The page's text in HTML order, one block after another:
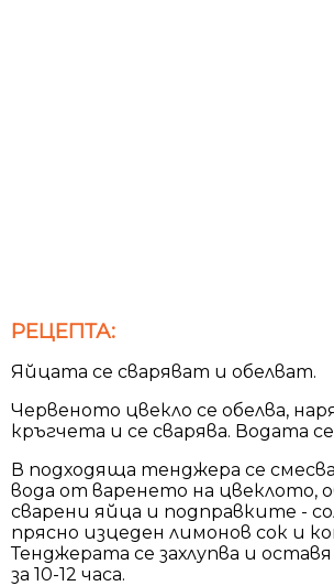
РЕЦЕПТА:
Яйцата се сваряват и обелват.
Червеното цвекло се обелва,
кръгчета и се сварява. Водата се
В подходяща тенджера се
вода от варенето на цвеклото,
сварени яйца и подправките -
прясно изцеден лимонов сок и
Тенджерата се захлупва и
за 10-12 часа.